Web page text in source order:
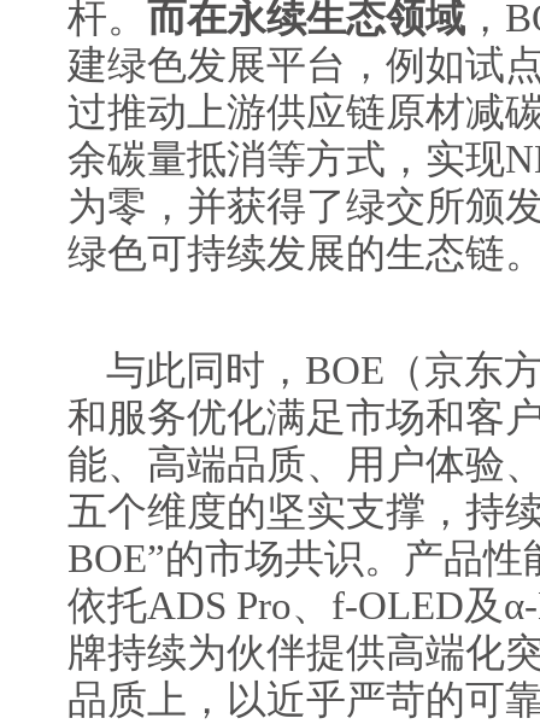
杆。 而在永续生态领域 ，
建绿色发展平台，例如试
过推动上游供应链原材减
余碳量抵消等方式，实现
为零，并获得了绿交所颁
绿色可持续发展的生态链
与此同时，BOE（京东
和服务优化满足市场和客
能、高端品质、用户体验
五个维度的坚实支撑，持
BOE”的市场共识。产品
依托ADS Pro、f-OLED及
牌持续为伙伴提供高端化
品质上，以近乎严苛的可